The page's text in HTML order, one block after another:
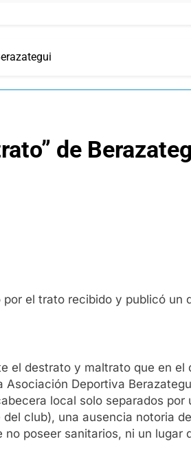
de
el trato recibido y publicó
el destrato y maltrato que en
Deportiva
local solo separados
club), una ausencia notoria
poseer sanitarios, ni un